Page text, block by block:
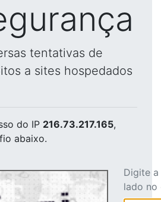
tentativas de
a sites hospedados
do IP 216.73.217.165,
abaixo.
Digite
lado no